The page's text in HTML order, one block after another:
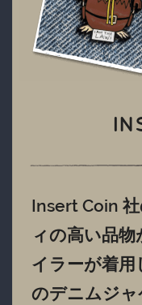
Insert Coin
ィの高い品
イラーが着
のデニムジ